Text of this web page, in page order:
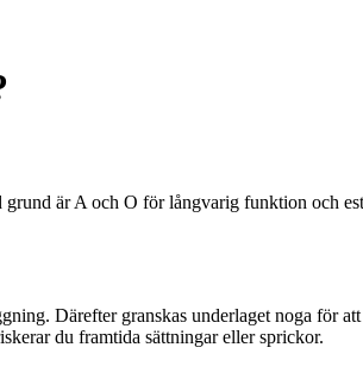
är A och O för långvarig funktion och
Därefter granskas underlaget noga för
du framtida sättningar eller sprickor.